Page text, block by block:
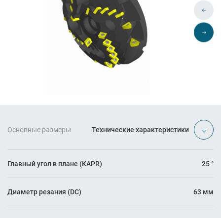
Основные размеры Технические характеристики
Главный угол в плане (KAPR) 25 °
Диаметр резания (DC) 63 мм